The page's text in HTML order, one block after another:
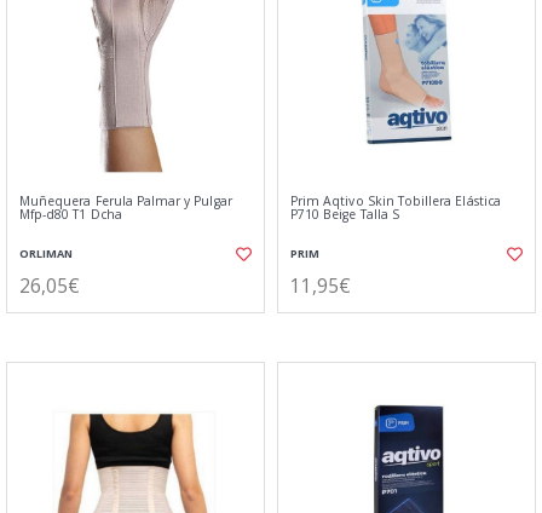
Muñequera Ferula Palmar y Pulgar
Mfp-d80 T1 Dcha
ORLIMAN
26,05€
Prim Aqtivo Skin Tobillera Elástica
P710 Beige Talla S
PRIM
11,95€